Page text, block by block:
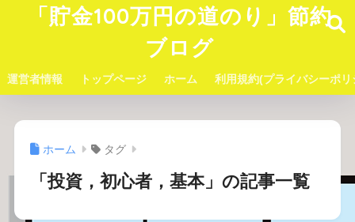
「貯金100万円の道のり」節約
ブログ
運営者情報 トップページ ホーム 利用規約(プライバシーポリ
ホーム タグ
「投資，初心者，基本」の記事一覧